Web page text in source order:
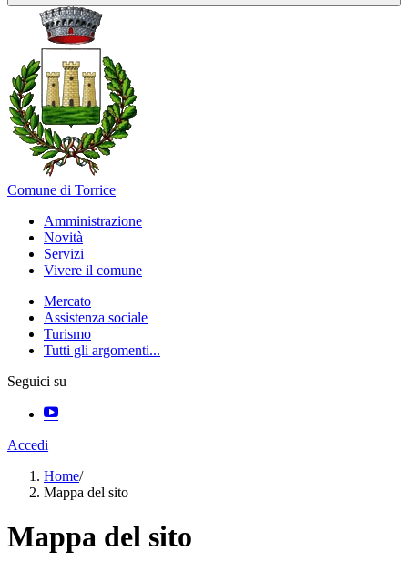
Comune di Torrice
Amministrazione
Novità
Servizi
Vivere il comune
Mercato
Assistenza sociale
Turismo
Tutti gli argomenti...
Seguici su
Accedi
Home/
Mappa del sito
Mappa del sito